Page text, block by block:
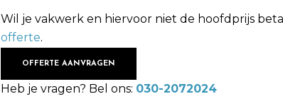
Wil je vakwerk en hiervoor niet de hoofdprijs
offerte.
OFFERTE AANVRAGEN
Heb je vragen? Bel ons: 030-2072024